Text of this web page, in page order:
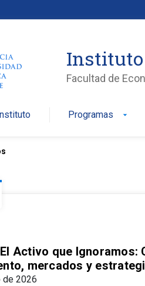
Instituto
Facultad de
Programas arrow_drop_down
Activo que Ignoramos:
mercados y
de 2026